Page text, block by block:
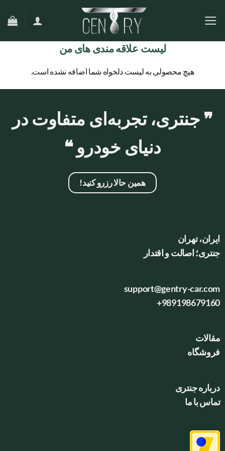
لیست علاقه مندی های من
هیچ محصولی به لیست دلخواه شما اضافه نشده است.
❞ جنتری، تجربه‌ای متفاوت در
دنیای خودرو ❝
همین حالا رزرو کنید!
ایران، تهران
جنتری؛ اصالت و اقتدار
support@gentry-car.com
+989198679160
مقالات
فروشگاه
درباره جنتری
تماس با ما